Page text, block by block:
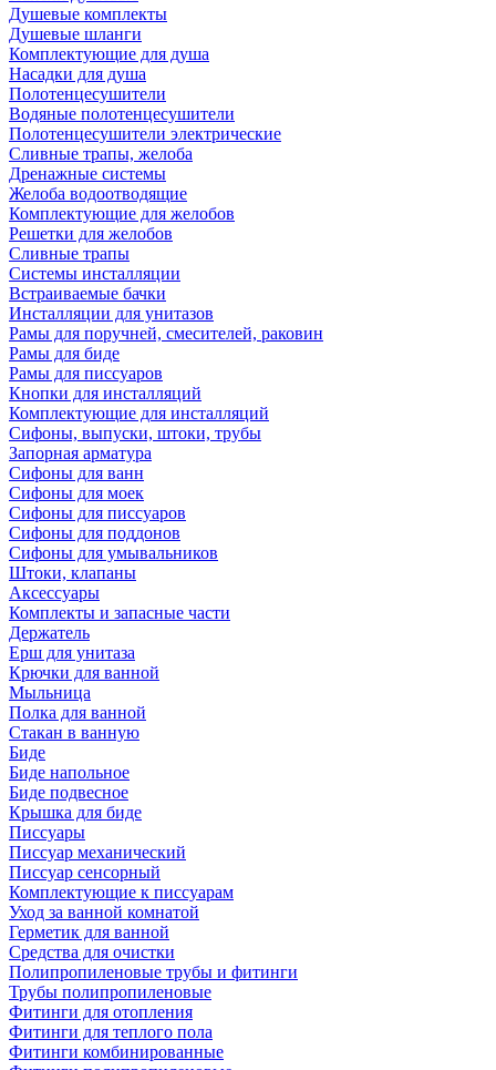
Душевые комплекты
Душевые шланги
Комплектующие для душа
Насадки для душа
Полотенцесушители
Водяные полотенцесушители
Полотенцесушители электрические
Сливные трапы, желоба
Дренажные системы
Желоба водоотводящие
Комплектующие для желобов
Решетки для желобов
Сливные трапы
Системы инсталляции
Встраиваемые бачки
Инсталляции для унитазов
Рамы для поручней, смесителей, раковин
Рамы для биде
Рамы для писсуаров
Кнопки для инсталляций
Комплектующие для инсталляций
Сифоны, выпуски, штоки, трубы
Запорная арматура
Сифоны для ванн
Сифоны для моек
Сифоны для писсуаров
Сифоны для поддонов
Сифоны для умывальников
Штоки, клапаны
Аксессуары
Комплекты и запасные части
Держатель
Ерш для унитаза
Крючки для ванной
Мыльница
Полка для ванной
Стакан в ванную
Биде
Биде напольное
Биде подвесное
Крышка для биде
Писсуары
Писсуар механический
Писсуар сенсорный
Комплектующие к писсуарам
Уход за ванной комнатой
Герметик для ванной
Средства для очистки
Полипропиленовые трубы и фитинги
Трубы полипропиленовые
Фитинги для отопления
Фитинги для теплого пола
Фитинги комбинированные